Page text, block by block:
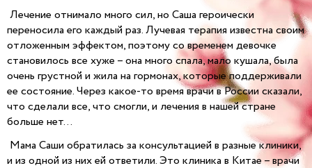
Лечение отнимало много сил, но Саша героически
переносила его каждый раз. Лучевая терапия известна своим
отложенным эффектом, поэтому со временем девочке
становилось все хуже – она много спала, мало кушала, была
очень грустной и жила на гормонах, которые поддерживали
ее состояние. Через какое-то время врачи в России сказали,
что сделали все, что смогли, и лечения в нашей стране
больше нет…
Мама Саши обратилась за консультацией в разные клиники,
и из одной из них ей ответили. Это клиника в Китае – врачи